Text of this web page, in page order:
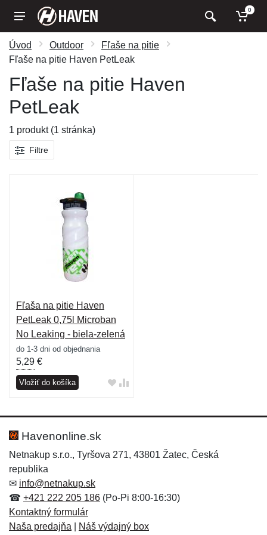
0
Úvod Outdoor
Fľaše na pitie
Fľaše na pitie Haven PetLeak
Fľaše na pitie Haven
PetLeak
1 produkt (1 stránka)
Filtre
Fľaša na pitie Haven
PetLeak 0,75l Microban
No Leaking - biela-zelená
do 1-3 dni od objednania
5,29 €
Vložiť do košíka
Havenonline.sk
Netnakup s.r.o., Tyršova 271, 43801 Žatec, Česká
republika
✉ info@netnakup.sk
☎ +421 222 205 186 (Po-Pi 8:00-16:30)
Kontaktný formulár
Naša predajňa
Náš výdajný box